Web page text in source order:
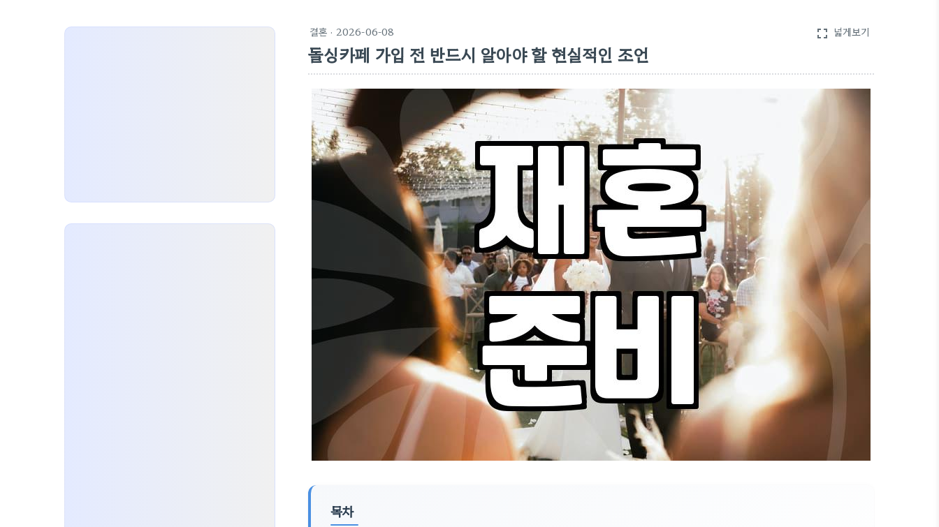
결혼 · 2026-06-08 fullscreen 넓게보기
돌싱카페 가입 전 반드시 알아야 할 현실적인 조언
목차